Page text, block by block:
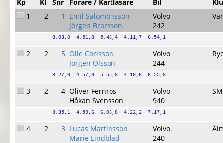
Kp
Kl Snr Förare / Kartläsare Bil
1
2 1
Emil Salomonsson
Jörgen Brorsson
Volvo
242
8.03,0  4.51,8  5.46,4  4.11,7  6.54,1
2 2 5 Olle Carlsson
Jörgen Olsson
Volvo
244
8.27,0  4.57,6  5.55,8  4.10,6  6.55,8
3 2 4 Oliver Fernros
Håkan Svensson
Volvo
940
8.35,1  4.59,6  6.06,8  4.22,2  7.17,1
4 2 3 Lucas Martinsson
Marie Lindblad
Volvo
240